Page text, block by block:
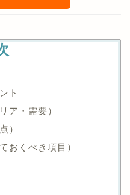
ト
ア・需要）
）
おくべき項目）